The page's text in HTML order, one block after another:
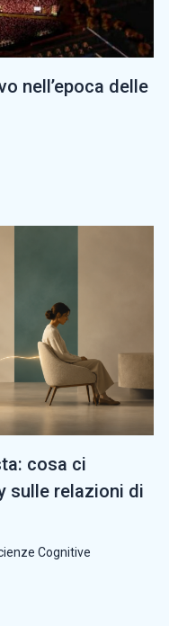
nell’epoca delle
cosa ci
sulle relazioni di
Cognitive